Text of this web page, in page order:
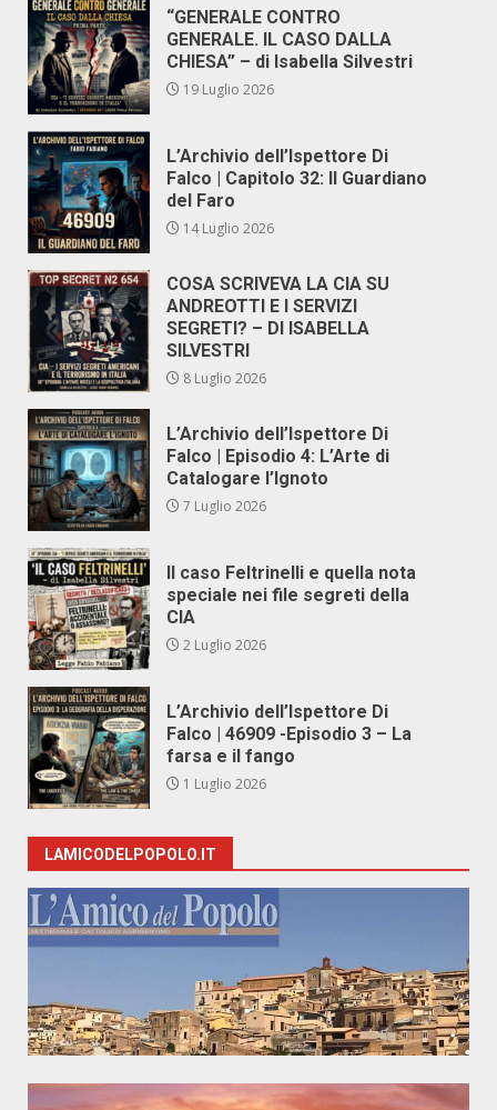
“GENERALE CONTRO
GENERALE. IL CASO DALLA
CHIESA” – di Isabella Silvestri
19 Luglio 2026
L’Archivio dell’Ispettore Di
Falco | Capitolo 32: Il Guardiano
del Faro
14 Luglio 2026
COSA SCRIVEVA LA CIA SU
ANDREOTTI E I SERVIZI
SEGRETI? – DI ISABELLA
SILVESTRI
8 Luglio 2026
L’Archivio dell’Ispettore Di
Falco | Episodio 4: L’Arte di
Catalogare l’Ignoto
7 Luglio 2026
Il caso Feltrinelli e quella nota
speciale nei file segreti della
CIA
2 Luglio 2026
L’Archivio dell’Ispettore Di
Falco | 46909 -Episodio 3 – La
farsa e il fango
1 Luglio 2026
LAMICODELPOPOLO.IT